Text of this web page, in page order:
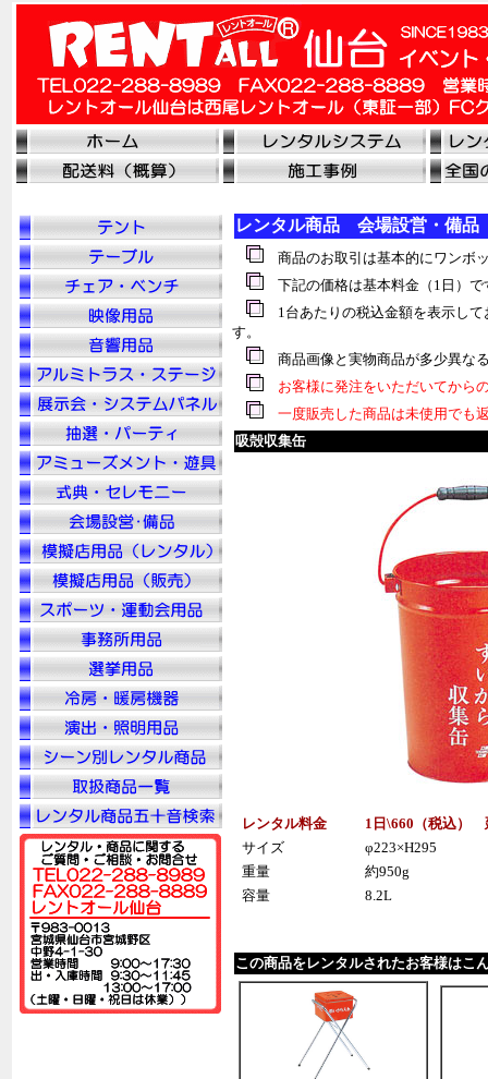
レンタル商品 会場設営・備品
商品のお取引は基本的にワンボ
下記の価格は基本料金（1日）で
1台あたりの税込金額を表示して
す。
商品画像と実物商品が多少異な
お客様に発注をいただいてから
一度販売した商品は未使用でも
吸殻収集缶
レンタル料金
1日\660（税込）
サイズ
φ223×H295
重量
約950g
容量
8.2L
この商品をレンタルされたお客様はこ